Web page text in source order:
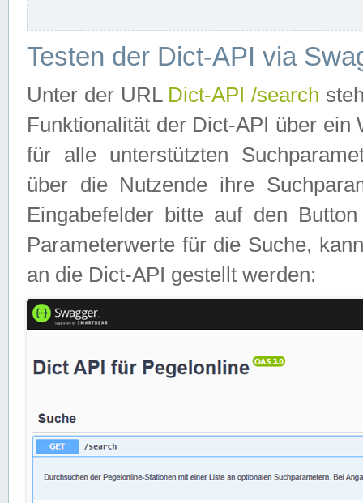
Testen der Dict-API via
Unter der URL Dict-API /search
Funktionalität der Dict-API über
für alle unterstützten
über die Nutzende ihre
Eingabefelder bitte auf den
Parameterwerte für die Suche,
an die Dict-API gestellt werden: